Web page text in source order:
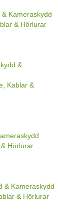
Kameraskydd
& Hörlurar
&
Kablar &
Hörlurar
& Kameraskydd
& Hörlurar